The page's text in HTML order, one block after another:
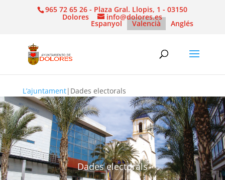
965 72 65 26 - Plaza Gral. Llopis, 1 - 03150
Dolores info@dolores.es
Espanyol Valencià Anglés
L’ajuntament| Dades electorals
Dades electorals